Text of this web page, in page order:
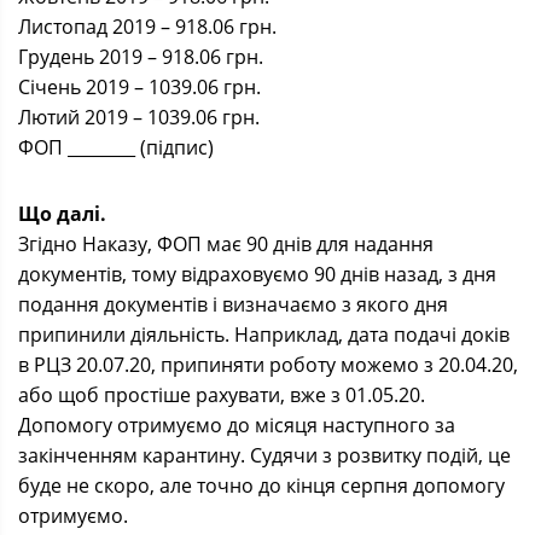
Листопад 2019 – 918.06 грн.
Грудень 2019 – 918.06 грн.
Січень 2019 – 1039.06 грн.
Лютий 2019 – 1039.06 грн.
ФОП ________ (підпис)
Що далі.
Згідно Наказу, ФОП має 90 днів для надання
документів, тому відраховуємо 90 днів назад, з дня
подання документів і визначаємо з якого дня
припинили діяльність. Наприклад, дата подачі доків
в РЦЗ 20.07.20, припиняти роботу можемо з 20.04.20,
або щоб простіше рахувати, вже з 01.05.20.
Допомогу отримуємо до місяця наступного за
закінченням карантину. Судячи з розвитку подій, це
буде не скоро, але точно до кінця серпня допомогу
отримуємо.